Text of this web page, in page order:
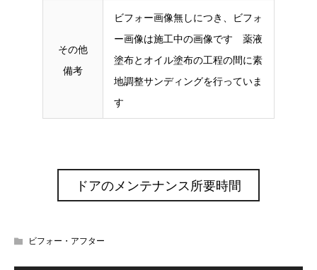
その他
備考
ビフォー画像無しにつき、ビフォ
ー画像は施工中の画像です 薬液
塗布とオイル塗布の工程の間に素
地調整サンディングを行っていま
す
ドアのメンテナンス所要時間
ビフォー・アフター